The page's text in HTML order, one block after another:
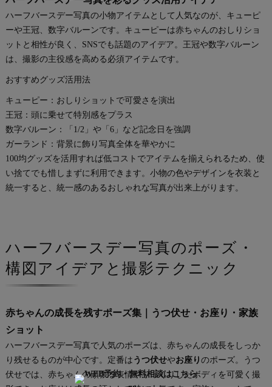
ハーフバースデー写真の小物アイテムとして人気なのが、キューピ
ーや王冠、数字バルーンです。キューピーは赤ちゃんのおしりショ
ットと相性が良く、SNSでも話題のアイデア。王冠や数字バルーン
は、撮影の主役感を高める必須アイテムです。
おすすめグッズ活用法
キューピー：おしりショットで可愛さを演出
王冠：頭に乗せて特別感をプラス
数字バルーン：「1/2」や「6」など記念日を強調
ガーランド：背景に飾り写真全体を華やかに
100均グッズを活用すれば低コストでアイテムを揃えられるため、使
い捨てでも惜しまずに利用できます。小物の色やデザインを衣装と
統一すると、統一感のあるおしゃれな写真が出来上がります。
ハーフバースデー写真のポーズ・
構図アイデアと撮影テクニック
赤ちゃんの成長を残すポーズ集｜うつ伏せ・お座り・家族
ショット
ハーフバースデー写真で人気のポーズは、赤ちゃんの成長をしっか
り残せるものが中心です。定番は うつ伏せやお座り のポーズ。うつ
伏せでは、赤ちゃんの頑張る表情やぷっくりしたボディを可愛く撮